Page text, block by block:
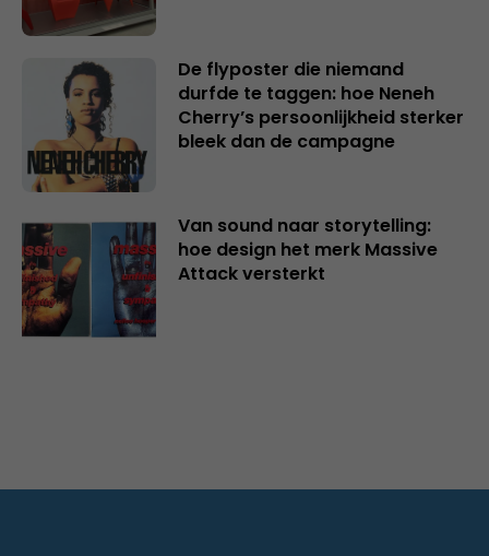
De flyposter die niemand
durfde te taggen: hoe Neneh
Cherry’s persoonlijkheid sterker
bleek dan de campagne
Van sound naar storytelling:
hoe design het merk Massive
Attack versterkt